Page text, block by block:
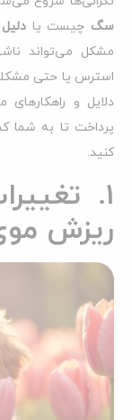
سگ چیست یا
مشکل می‌تواند
استرس یا حتی
دلایل و
پرداخت تا به شما
کنید.
1.
ریزش